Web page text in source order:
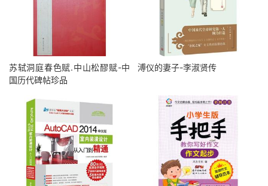
苏轼洞庭春色赋.中山松醪赋-中
国历代碑帖珍品
溥仪的妻子-李淑贤传